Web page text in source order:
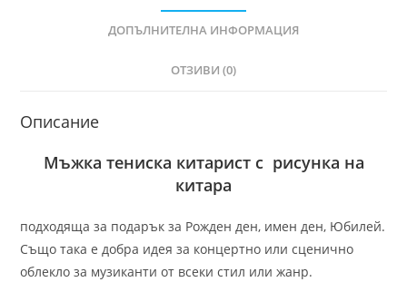
ДОПЪЛНИТЕЛНА ИНФОРМАЦИЯ
ОТЗИВИ (0)
Описание
Мъжка тениска китарист с рисунка на
китара
подходяща за подарък за Рожден ден, имен ден, Юбилей.
Също така е добра идея за концертно или сценично
облекло за музиканти от всеки стил или жанр.